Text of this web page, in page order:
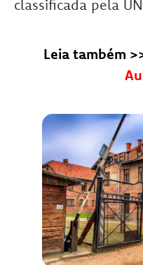
classificada pela
Leia também